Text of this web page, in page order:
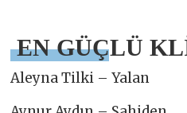
EN GÜÇLÜ
Aleyna Tilki – Yalan